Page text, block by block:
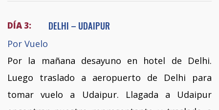
DÍA 3: DELHI – UDAIPUR
Por Vuelo
Por la mañana desayuno en hotel de Delhi.
Luego traslado a aeropuerto de Delhi para
tomar vuelo a Udaipur. Llagada a Udaipur